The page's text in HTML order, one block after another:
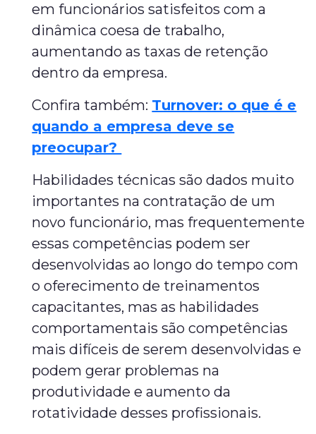
em funcionários satisfeitos com a
dinâmica coesa de trabalho,
aumentando as taxas de retenção
dentro da empresa.
Confira também: Turnover: o que é e
quando a empresa deve se
preocupar?
Habilidades técnicas são dados muito
importantes na contratação de um
novo funcionário, mas frequentemente
essas competências podem ser
desenvolvidas ao longo do tempo com
o oferecimento de treinamentos
capacitantes, mas as habilidades
comportamentais são competências
mais difíceis de serem desenvolvidas e
podem gerar problemas na
produtividade e aumento da
rotatividade desses profissionais.